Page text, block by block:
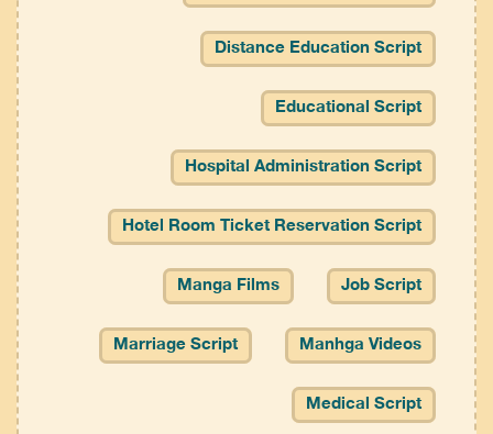
Distance Education Script
Educational Script
Hospital Administration Script
Hotel Room Ticket Reservation Script
Job Script
Manga Films
Manhga Videos
Marriage Script
Medical Script